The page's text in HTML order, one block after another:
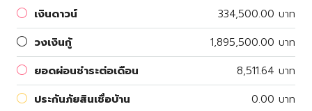
เงินดาวน์
334,500.00 บาท
วงเงินกู้
1,895,500.00 บาท
ยอดผ่อนชำระต่อเดือน
8,511.64 บาท
ประกันภัยสินเชื่อบ้าน
0.00 บาท